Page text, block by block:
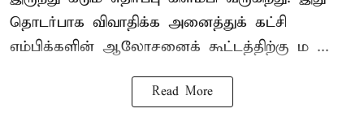
தொடர்பாக விவாதிக்க அனைத்துக் கட்சி
எம்பிக்களின் ஆலோசனைக் கூட்டத்திற்கு ம ...
Read More